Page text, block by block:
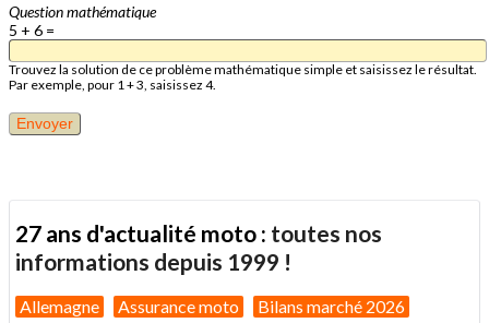
Question mathématique
5 + 6 =
Trouvez la solution de ce problème mathématique simple et saisissez le résultat.
Par exemple, pour 1 + 3, saisissez 4.
27 ans d'actualité moto : toutes nos
informations depuis 1999 !
Allemagne Assurance moto Bilans marché 2026